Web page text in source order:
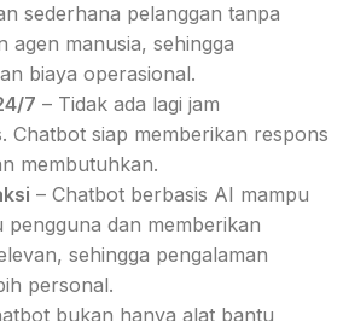
sederhana pelanggan tanpa
agen manusia, sehingga
biaya operasional.
7 – Tidak ada lagi jam
Chatbot siap memberikan respons
membutuhkan.
– Chatbot berbasis AI mampu
pengguna dan memberikan
sehingga pengalaman
personal.
bukan hanya alat bantu